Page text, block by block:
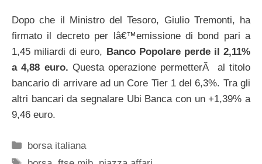
Dopo che il Ministro del Tesoro, Giulio Tremonti, ha
firmato il decreto per lâ€™emissione di bond pari a
1,45 miliardi di euro, Banco Popolare perde il 2,11%
a 4,88 euro. Questa operazione permetterÃ al titolo
bancario di arrivare ad un Core Tier 1 del 6,3%. Tra gli
altri bancari da segnalare Ubi Banca con un +1,39% a
9,46 euro.
Categorie
borsa italiana
Tag